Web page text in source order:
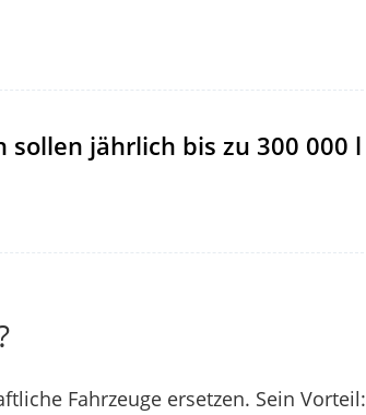
jährlich bis zu 300 000 l
Fahrzeuge ersetzen. Sein Vorteil: